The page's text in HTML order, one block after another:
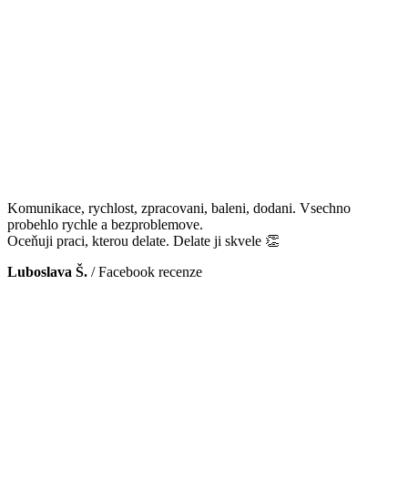
Komunikace, rychlost, zpracovani, baleni, dodani. Vsechno
probehlo rychle a bezproblemove.
Oceňuji praci, kterou delate. Delate ji skvele 👏
Luboslava Š. /Facebook recenze